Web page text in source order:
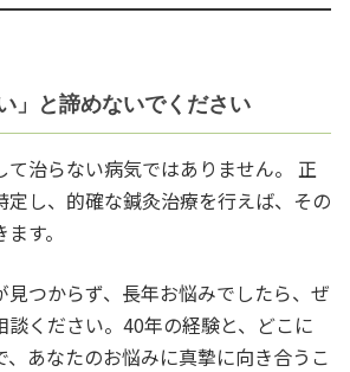
」と諦めないでください
て治らない病気ではありません。 正
定し、的確な鍼灸治療を行えば、その
す。
見つからず、長年お悩みでしたら、ぜ
談ください。40年の経験と、どこに
、あなたのお悩みに真摯に向き合うこ